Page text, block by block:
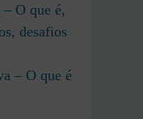
O que é,
desafios
– O que é